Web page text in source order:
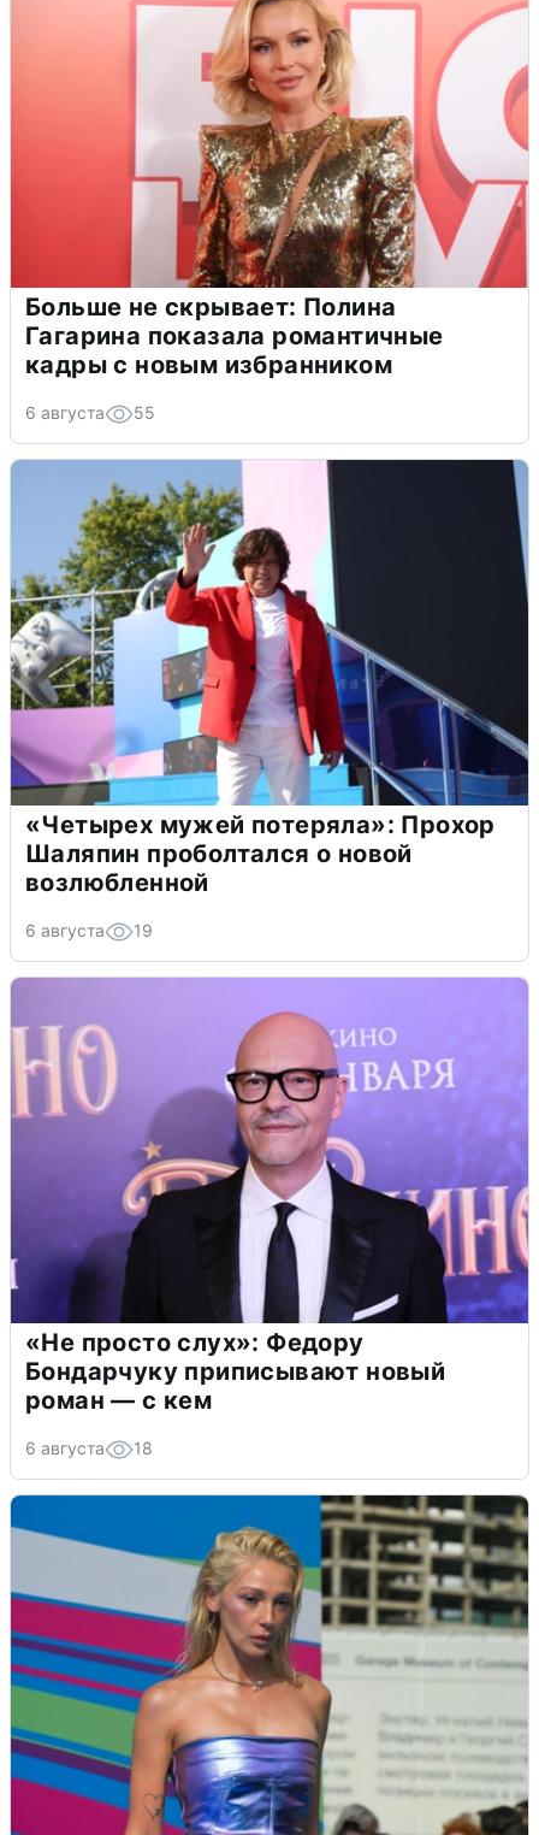
Больше не скрывает: Полина
Гагарина показала романтичные
кадры с новым избранником
6 августа 55
«Четырех мужей потеряла»: Прохор
Шаляпин проболтался о новой
возлюбленной
6 августа 19
«Не просто слух»: Федору
Бондарчуку приписывают новый
роман — с кем
6 августа 18